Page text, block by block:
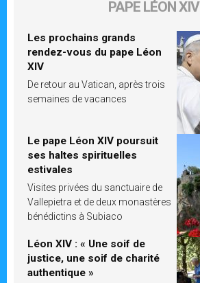
PAPE LÉON XIV
Les prochains grands
rendez-vous du pape Léon
XIV
De retour au Vatican, après trois
semaines de vacances
Le pape Léon XIV poursuit
ses haltes spirituelles
estivales
Visites privées du sanctuaire de
Vallepietra et de deux monastères
bénédictins à Subiaco
Léon XIV : « Une soif de
justice, une soif de charité
authentique »